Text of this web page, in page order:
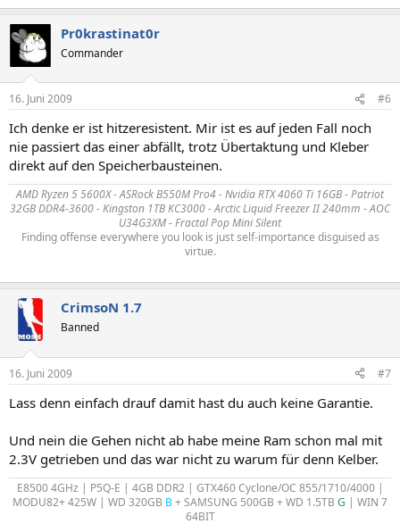
Pr0krastinat0r
Commander
16. Juni 2009 #6
Ich denke er ist hitzeresistent. Mir ist es auf jeden Fall noch
nie passiert das einer abfällt, trotz Übertaktung und Kleber
direkt auf den Speicherbausteinen.
AMD Ryzen 5 5600X - ASRock B550M Pro4 - Nvidia RTX 4060 Ti 16GB - Patriot
32GB DDR4-3600 - Kingston 1TB KC3000 - Arctic Liquid Freezer II 240mm - AOC
U34G3XM - Fractal Pop Mini Silent
Finding offense everywhere you look is just self-importance disguised as
virtue.
CrimsoN 1.7
Banned
16. Juni 2009 #7
Lass denn einfach drauf damit hast du auch keine Garantie.
Und nein die Gehen nicht ab habe meine Ram schon mal mit
2.3V getrieben und das war nicht zu warum für denn Kelber.
E8500 4GHz | P5Q-E | 4GB DDR2 | GTX460 Cyclone/OC 855/1710/4000 |
MODU82+ 425W | WD 320GB B+ SAMSUNG 500GB + WD 1.5TB G | WIN 7
64BIT